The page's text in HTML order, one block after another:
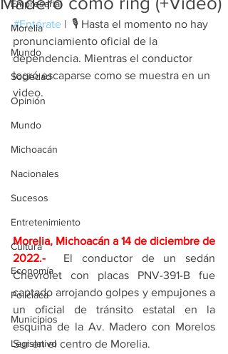
Empresarial
Morelia
Mundo
Sociedad
Opinión
Mundo
Michoacán
Nacionales
Sucesos
Entretenimiento
Cultura
Economía
Policíaca
Municipios
Legislativo
#Entérate |  🎙 Hasta el momento no hay
pronunciamiento oficial de la
dependencia. Mientras el conductor
logró escaparse como se muestra en un
video.
Morelia, Michoacán a 14 de diciembre de
2022.-
  El conductor de un sedán
Chevrolet con placas PNV-391-B fue
captado arrojando golpes y empujones a
un oficial de tránsito estatal en la
esquina de la Av. Madero con Morelos
Sur en el centro de Morelia.